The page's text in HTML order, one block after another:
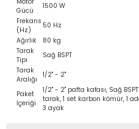
Gücü
1500 W
Frekans
(Hz)
50 Hz
Ağırlık
80 kg
Tarak
Tipi
Sağ BSPT
Tarak
Aralığı
1/2" - 2"
Paket
İçeriği
1/2" - 2" pafta kafası, Sağ
tarak, 1 set karbon kömür, 1
3 ayak